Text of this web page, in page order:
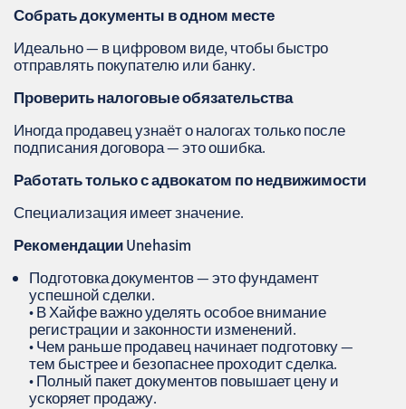
Собрать документы в одном месте
Идеально — в цифровом виде, чтобы быстро
отправлять покупателю или банку.
Проверить налоговые обязательства
Иногда продавец узнаёт о налогах только после
подписания договора — это ошибка.
Работать только с адвокатом по недвижимости
Специализация имеет значение.
РекомендацииUnehasim
Подготовка документов — это фундамент
успешной сделки.
• В Хайфе важно уделять особое внимание
регистрации и законности изменений.
• Чем раньше продавец начинает подготовку —
тем быстрее и безопаснее проходит сделка.
• Полный пакет документов повышает цену и
ускоряет продажу.